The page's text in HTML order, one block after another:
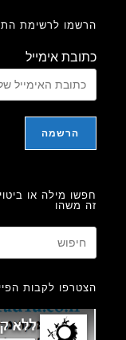
לרשימת התפוצה
אימייל
מילה או ביטוי באתר,
לקבות הפייסבוק